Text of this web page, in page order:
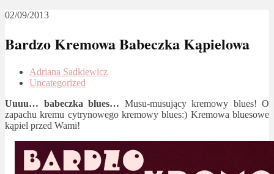
02/09/2013
Bardzo Kremowa Babeczka Kąpielowa
Adriana Sadkiewicz
Uncategorized
Uuuu… babeczka blues… Musu-musujący kremowy blues! O
zapachu kremu cytrynowego kremowy blues:) Kremowa bluesowe
kąpiel przed Wami!